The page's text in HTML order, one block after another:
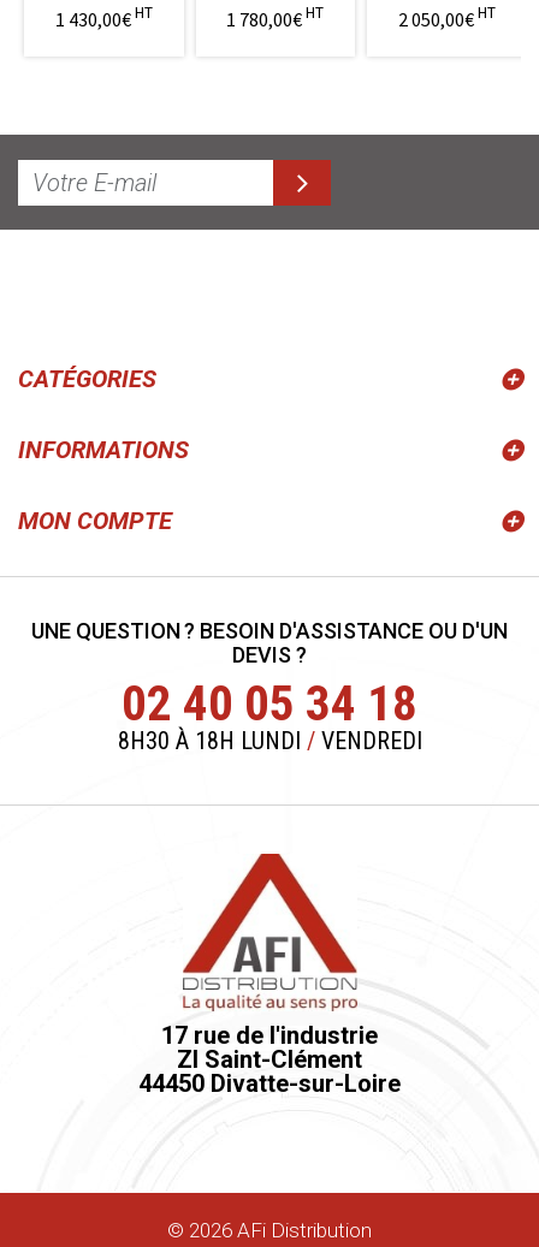
1 430,00€HT 1 780,00€ HT 2 050,00€HT
CATÉGORIES
INFORMATIONS
© 2026 AFi Distribution
MON COMPTE
UNE QUESTION ? BESOIN D'ASSISTANCE OU D'UN
DEVIS ?
02 40 05 34 18
8H30 À 18H LUNDI /VENDREDI
17 rue de l'industrie
ZI Saint-Clément
44450 Divatte-sur-Loire